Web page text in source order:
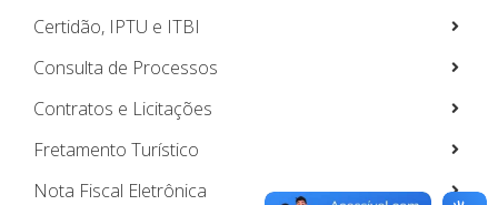
Certidão, IPTU e ITBI
Consulta de Processos
Contratos e Licitações
Fretamento Turístico
Nota Fiscal Eletrônica